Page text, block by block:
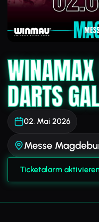
WINAMAX
DARTS
02. Mai 2026
Messe
Ticketalarm